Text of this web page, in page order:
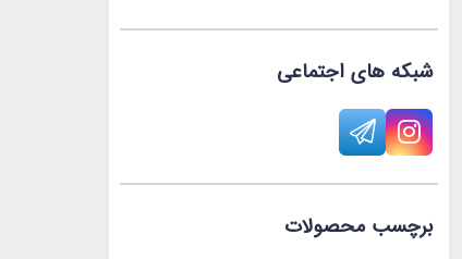
شبکه های اجتماعی
برچسب محصولات